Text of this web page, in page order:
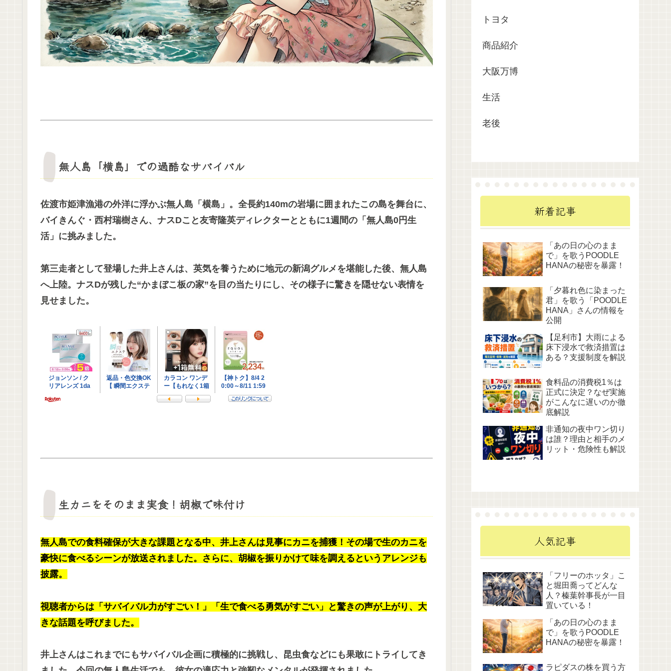
無人島「横島」での過酷なサバイバル
佐渡市姫津漁港の外洋に浮かぶ無人島「横島」。全長約140mの岩場に囲まれたこの島を舞台に、
バイきんぐ・西村瑞樹さん、ナスDこと友寄隆英ディレクターとともに1週間の「無人島0円生
活」に挑みました。
第三走者として登場した井上さんは、英気を養うために地元の新潟グルメを堪能した後、無人島
へ上陸。ナスDが残した“かまぼこ板の家”を目の当たりにし、その様子に驚きを隠せない表情を
見せました。
生カニをそのまま実食！胡椒で味付け
無人島での食料確保が大きな課題となる中、井上さんは見事にカニを捕獲！その場で生のカニを
豪快に食べるシーンが放送されました。さらに、胡椒を振りかけて味を調えるというアレンジも
披露。
視聴者からは「サバイバル力がすごい！」「生で食べる勇気がすごい」と驚きの声が上がり、大
きな話題を呼びました。
井上さんはこれまでにもサバイバル企画に積極的に挑戦し、昆虫食などにも果敢にトライしてき
トヨタ
商品紹介
大阪万博
生活
老後
新着記事
「あの日の心のまま
で」を歌うPOODLE
HANAの秘密を暴露！
「夕暮れ色に染まった
君」を歌う「POODLE
HANA」さんの情報を
公開
【足利市】大雨による
床下浸水で救済措置は
ある？支援制度を解説
食料品の消費税1％は
正式に決定？なぜ実施
がこんなに遅いのか徹
底解説
非通知の夜中ワン切り
は誰？理由と相手のメ
リット・危険性も解説
人気記事
「フリーのホッタ」こ
と堀田喬ってどんな
人？榛葉幹事長が一目
置いている！
「あの日の心のまま
で」を歌うPOODLE
HANAの秘密を暴露！
ラピダスの株を買う方